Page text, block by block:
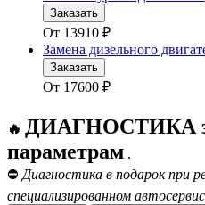
Заказать
От 13910 ₽
Замена дизельного
Заказать
От 17600 ₽
🔥 ДИАГНОСТИКА
параметрам .
⛔ Диагностика в подарок при
специализированном